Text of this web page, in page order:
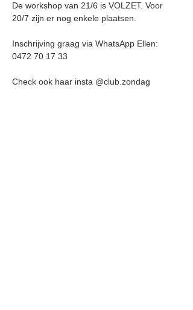
De workshop van 21/6 is VOLZET. Voor
20/7 zijn er nog enkele plaatsen.
Inschrijving graag via WhatsApp Ellen:
0472 70 17 33
Check ook haar insta @club.zondag